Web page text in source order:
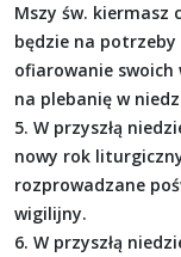
Mszy św. kiermasz
będzie na potrzeby
ofiarowanie swoich
na plebanię w
5. W przyszłą
nowy rok
rozprowadzane
wigilijny.
6. W przyszłą